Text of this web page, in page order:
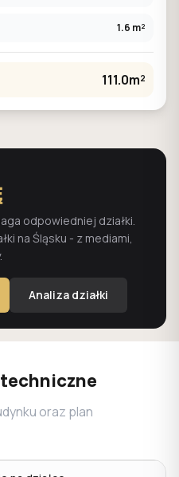
1.6 m²
111.0m²
odpowiedniej działki.
na Śląsku - z mediami,
Analiza działki
oraz plan